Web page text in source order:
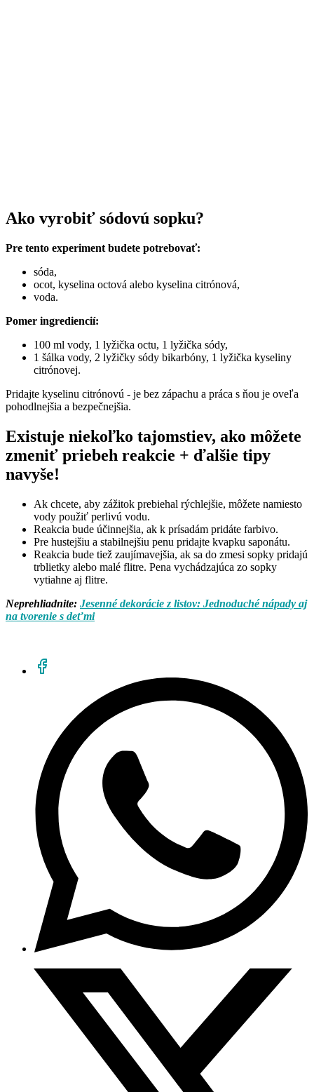
Ako vyrobiť sódovú sopku?
Pre tento experiment budete potrebovať:
sóda,
ocot, kyselina octová alebo kyselina citrónová,
voda.
Pomer ingrediencií:
100 ml vody, 1 lyžička octu, 1 lyžička sódy,
1 šálka vody, 2 lyžičky sódy bikarbóny, 1 lyžička kyseliny
citrónovej.
Pridajte kyselinu citrónovú - je bez zápachu a práca s ňou je oveľa
pohodlnejšia a bezpečnejšia.
Existuje niekoľko tajomstiev, ako môžete
zmeniť priebeh reakcie + ďalšie tipy
navyše!
Ak chcete, aby zážitok prebiehal rýchlejšie, môžete namiesto
vody použiť perlivú vodu.
Reakcia bude účinnejšia, ak k prísadám pridáte farbivo.
Pre hustejšiu a stabilnejšiu penu pridajte kvapku saponátu.
Reakcia bude tiež zaujímavejšia, ak sa do zmesi sopky pridajú
trblietky alebo malé flitre. Pena vychádzajúca zo sopky
vytiahne aj flitre.
Neprehliadnite: Jesenné dekorácie z listov: Jednoduché nápady aj
na tvorenie s deťmi